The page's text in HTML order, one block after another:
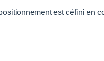
est défini en